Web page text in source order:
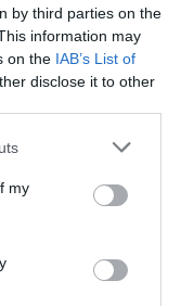
by third parties on the
information may
on the IAB’s List of
disclose it to other
my